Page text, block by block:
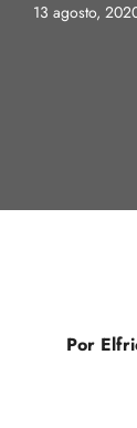
13 agosto,
Por